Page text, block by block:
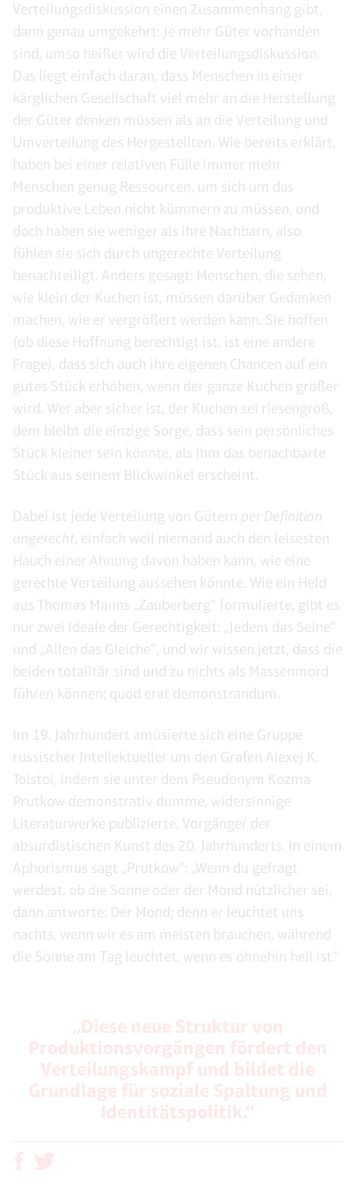
Verteilungsdiskussion einen Zusammenhang gibt,
dann genau umgekehrt: Je mehr Güter vorhanden
sind, umso heißer wird die Verteilungsdiskussion.
Das liegt einfach daran, dass Menschen in einer
kärglichen Gesellschaft viel mehr an die Herstellung
der Güter denken müssen als an die Verteilung und
Umverteilung des Hergestellten. Wie bereits erklärt,
haben bei einer relativen Fülle immer mehr
Menschen genug Ressourcen, um sich um das
produktive Leben nicht kümmern zu müssen, und
doch haben sie weniger als ihre Nachbarn, also
fühlen sie sich durch ungerechte Verteilung
benachteiligt. Anders gesagt: Menschen, die sehen,
wie klein der Kuchen ist, müssen darüber Gedanken
machen, wie er vergrößert werden kann. Sie hoffen
(ob diese Hoffnung berechtigt ist, ist eine andere
Frage), dass sich auch ihre eigenen Chancen auf ein
gutes Stück erhöhen, wenn der ganze Kuchen größer
wird. Wer aber sicher ist, der Kuchen sei riesengroß,
dem bleibt die einzige Sorge, dass sein persönliches
Stück kleiner sein könnte, als ihm das benachbarte
Stück aus seinem Blickwinkel erscheint.
Dabei ist jede Verteilung von Gütern per Definition
ungerecht, einfach weil niemand auch den leisesten
Hauch einer Ahnung davon haben kann, wie eine
gerechte Verteilung aussehen könnte. Wie ein Held
aus Thomas Manns „Zauberberg“ formulierte, gibt es
nur zwei Ideale der Gerechtigkeit: „Jedem das Seine“
und „Allen das Gleiche“, und wir wissen jetzt, dass die
beiden totalitär sind und zu nichts als Massenmord
führen können; quod erat demonstrandum.
Im 19. Jahrhundert amüsierte sich eine Gruppe
russischer Intellektueller um den Grafen Alexej K.
Tolstoi, indem sie unter dem Pseudonym Kozma
Prutkow demonstrativ dumme, widersinnige
Literaturwerke publizierte, Vorgänger der
absurdistischen Kunst des 20. Jahrhunderts. In einem
Aphorismus sagt „Prutkow“: „Wenn du gefragt
werdest, ob die Sonne oder der Mond nützlicher sei,
dann antworte: Der Mond; denn er leuchtet uns
nachts, wenn wir es am meisten brauchen, während
die Sonne am Tag leuchtet, wenn es ohnehin hell ist.“